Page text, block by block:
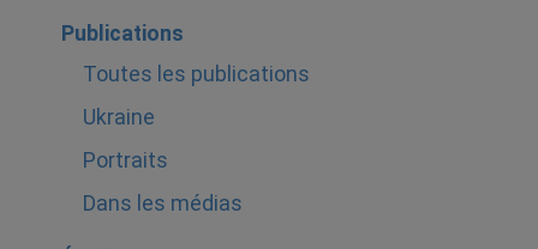
Publications
Toutes les publications
Ukraine
Portraits
Dans les médias